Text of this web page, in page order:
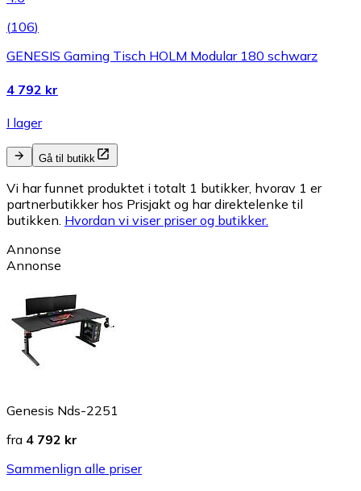
(106)
GENESIS Gaming Tisch HOLM Modular 180 schwarz
4 792 kr
I lager
Gå til butikk
Vi har funnet produktet i totalt 1 butikker, hvorav 1 er
partnerbutikker hos Prisjakt og har direktelenke til
butikken. Hvordan vi viser priser og butikker.
Annonse
Annonse
Genesis Nds-2251
fra 4 792 kr
Sammenlign alle priser